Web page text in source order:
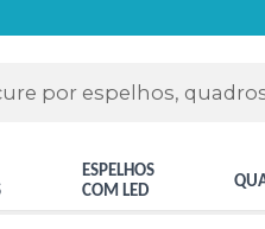
ESPELHOS
COM LED